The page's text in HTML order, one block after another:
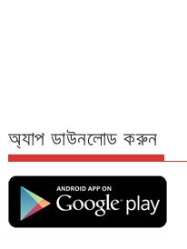
অ্যাপ ডাউনলোড করুন